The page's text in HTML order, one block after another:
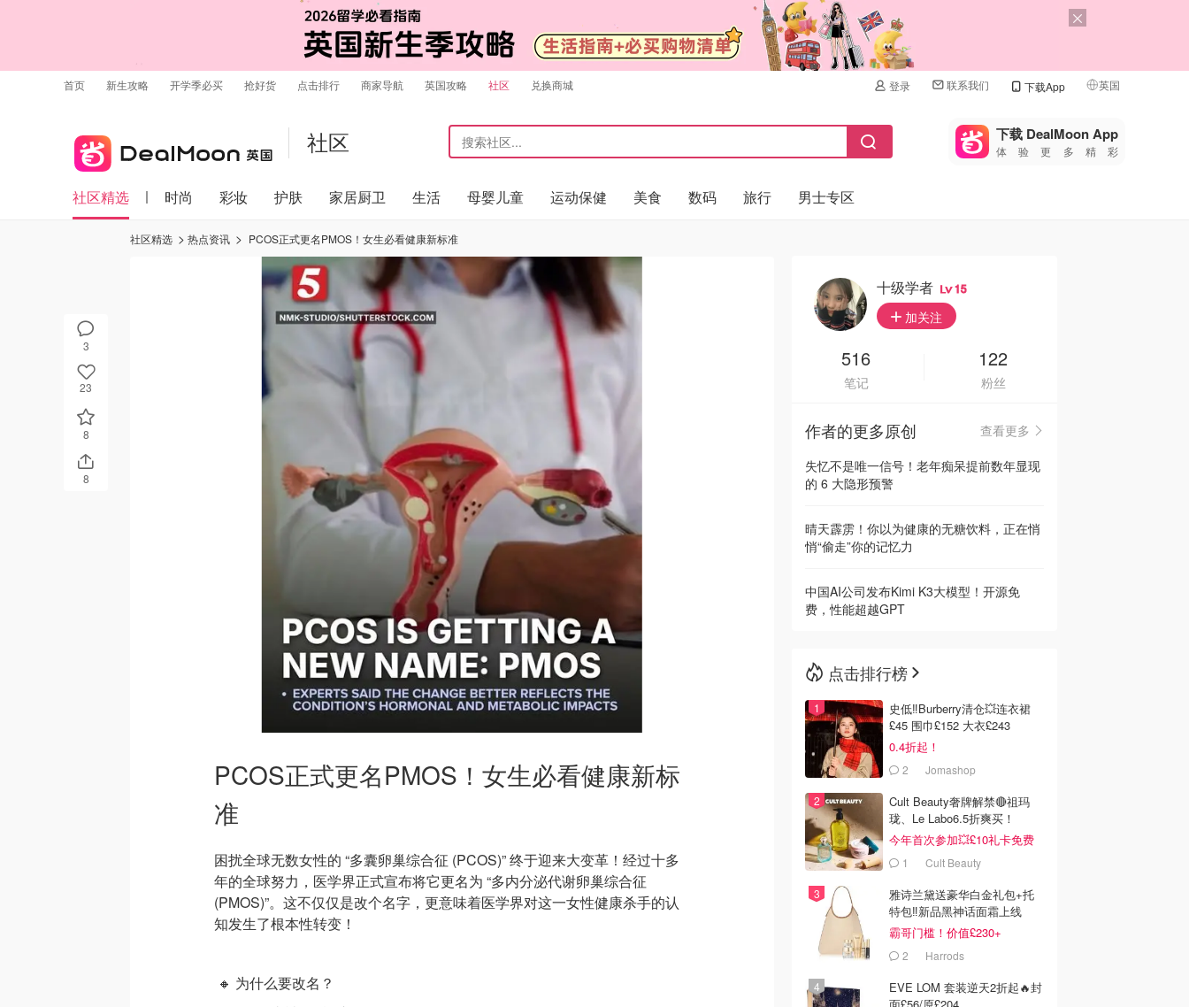
首页 新生攻略 开学季必买 抢好货 点击排行 商家导航 英国攻略 社区 兑换商城 登录 联系我们 下载App 英国
🇺🇸
🇨🇳 中国
🇮🇹
🇦🇺
🇳🇿新西兰
社区 下载 DealMoon App
体验更多精彩
社区精选 时尚 彩妆 护肤 家居厨卫 生活 母婴儿童 运动保健 美食 数码 旅行 男士专区
3
23
8
8
社区精选 热点资讯 PCOS正式更名PMOS！女生必看健康新标准
PCOS正式更名PMOS！女生必看健康新标
准
困扰全球无数女性的 “多囊卵巢综合征 (PCOS)” 终于迎来大变革！经过十多
年的全球努力，医学界正式宣布将它更名为 “多内分泌代谢卵巢综合征
(PMOS)”。这不仅仅是改个名字，更意味着医学界对这一女性健康杀手的认
知发生了根本性转变！
🔸 为什么要改名？
十级学者 15
加关注
516
笔记
122
粉丝
作者的更多原创
查看更多
失忆不是唯一信号！老年痴呆提前数年显现
的 6 大隐形预警
晴天霹雳！你以为健康的无糖饮料，正在悄
悄“偷走”你的记忆力
中国AI公司发布Kimi K3大模型！开源免
费，性能超越GPT
点击排行榜
史低‼️Burberry清仓💥连衣裙
£45 围巾£152 大衣£243
0.4折起！
2 Jomashop
Cult Beauty奢牌解禁🔴祖玛
珑、Le Labo6.5折爽买！
今年首次参加💥£10礼卡免费
拿 1 Cult Beauty
雅诗兰黛送豪华白金礼包+托
特包‼️新品黑神话面霜上线
霸哥门槛！价值£230+
2 Harrods
EVE LOM 套装逆天2折起🔥封